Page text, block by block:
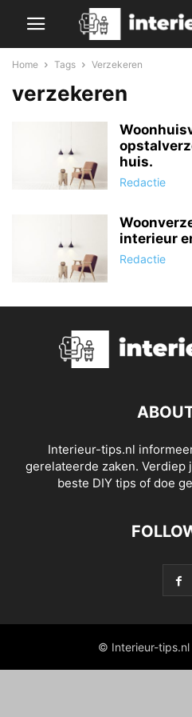
Home Tags Verzekeren
verzekeren
huis.
Redactie
interieur
Redactie
Interieur-tips.nl
gerelateerde zaken. Verdiep
beste DIY tips of doe
© Interieur-